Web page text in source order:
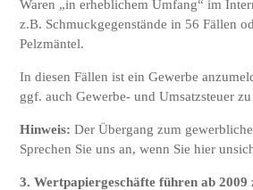
Waren „in erheblichem Umfang“ im
z.B. Schmuckgegenstände in 56 Fällen
Pelzmäntel.
In diesen Fällen ist ein Gewerbe
ggf. auch Gewerbe- und Umsatzsteuer
Hinweis: Der Übergang zum
Sprechen Sie uns an, wenn Sie hier
3. Wertpapiergeschäfte führen ab